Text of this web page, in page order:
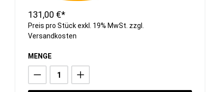
131,00 €*
Preis pro Stück exkl. 19% MwSt. zzgl.
Versandkosten
MENGE